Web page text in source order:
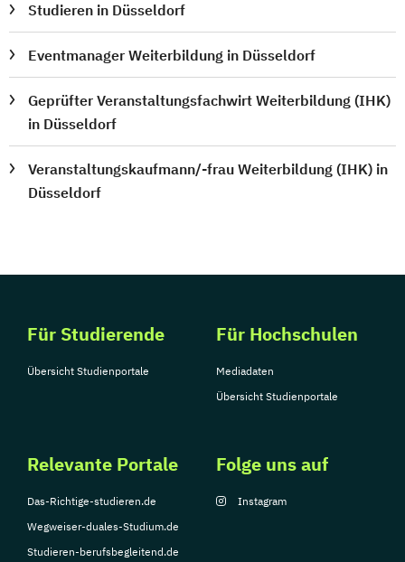
Studieren in Düsseldorf
Eventmanager Weiterbildung in Düsseldorf
Geprüfter Veranstaltungsfachwirt Weiterbildung (IHK)
in Düsseldorf
Veranstaltungskaufmann/-frau Weiterbildung (IHK) in
Düsseldorf
Für Studierende
Übersicht Studienportale
Für Hochschulen
Mediadaten
Übersicht Studienportale
Relevante Portale
Das-Richtige-studieren.de
Wegweiser-duales-Studium.de
Studieren-berufsbegleitend.de
Folge uns auf
Instagram